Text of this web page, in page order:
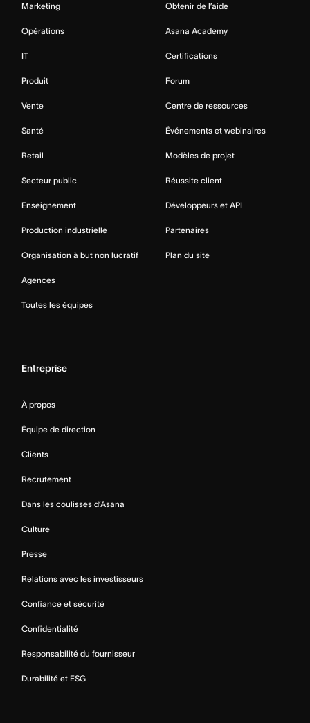
Marketing
Opérations
IT
Produit
Vente
Santé
Retail
Secteur public
Enseignement
Production industrielle
Organisation à but non lucratif
Agences
Toutes les équipes
Obtenir de l’aide
Asana Academy
Certifications
Forum
Centre de ressources
Événements et webinaires
Modèles de projet
Réussite client
Développeurs et API
Partenaires
Plan du site
Entreprise
À propos
Équipe de direction
Clients
Recrutement
Dans les coulisses d’Asana
Culture
Presse
Relations avec les investisseurs
Confiance et sécurité
Confidentialité
Responsabilité du fournisseur
Durabilité et ESG